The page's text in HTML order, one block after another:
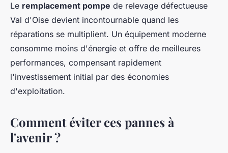
Le remplacement pompe de relevage défectueuse
Val d'Oise devient incontournable quand les
réparations se multiplient. Un équipement moderne
consomme moins d'énergie et offre de meilleures
performances, compensant rapidement
l'investissement initial par des économies
d'exploitation.
Comment éviter ces pannes à
l'avenir ?